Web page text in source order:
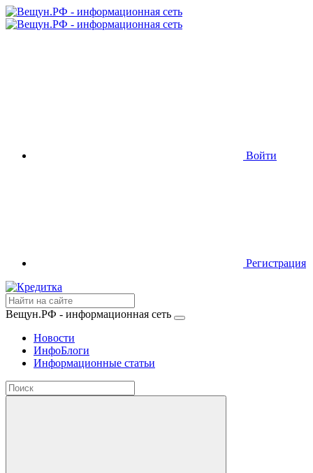
Войти
Регистрация
Вещун.РФ - информационная сеть
Новости
ИнфоБлоги
Информационные статьи